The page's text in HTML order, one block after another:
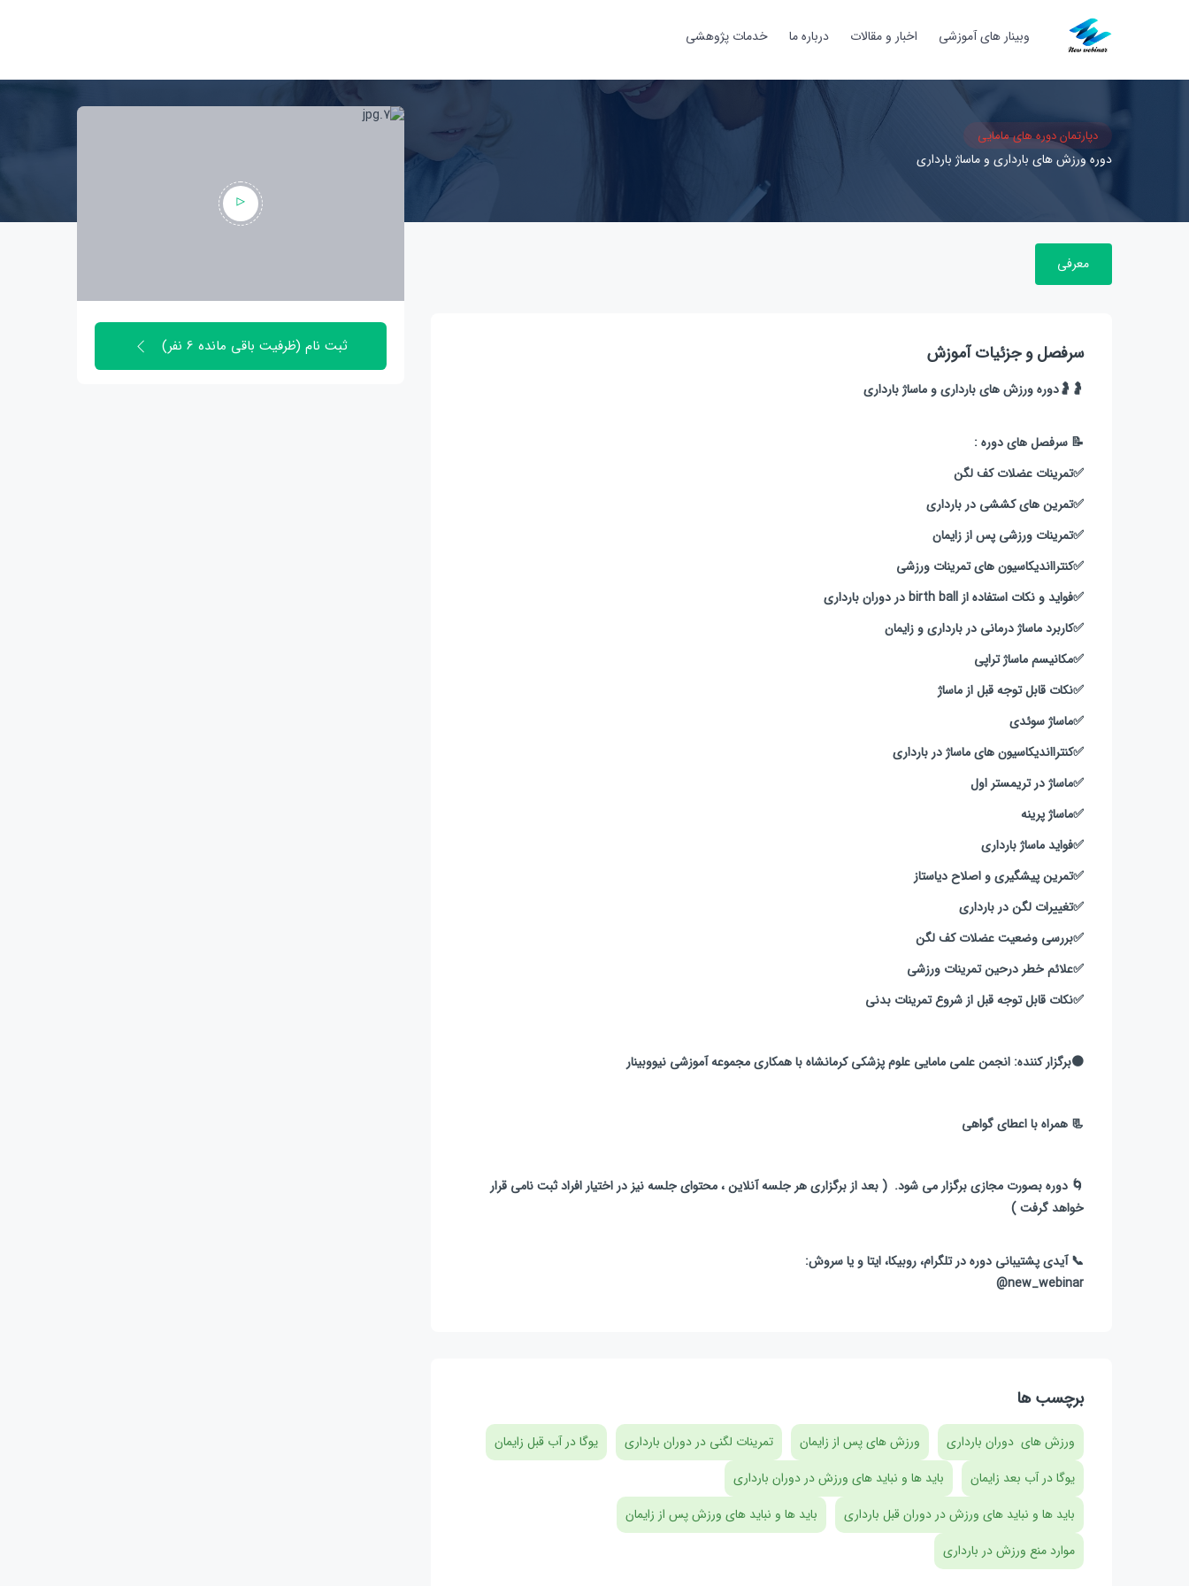
وبینار های آموزشی اخبار و مقالات درباره ما خدمات پژوهشی
دپارتمان دوره های مامایی
دوره ورزش های بارداری و ماساژ بارداری
معرفی
سرفصل و جزئیات آموزش
🤰🤰دوره ورزش های بارداری و ماساژ بارداری
📝 سرفصل های دوره :
✅️تمرینات عضلات کف لگن
✅️تمرین های کششی در بارداری
✅️تمرینات ورزشی پس از زایمان
✅️کنترااندیکاسیون های تمرینات ورزشی
✅️فواید و نکات استفاده از birth ball در دوران بارداری
✅️کاربرد ماساژ درمانی در بارداری و زایمان
✅️مکانیسم ماساژ تراپی
✅️نکات قابل توجه قبل از ماساژ
✅️ماساژ سوئدی
✅️کنترااندیکاسیون های ماساژ در بارداری
✅️ماساژ در تریمستر اول
✅️ماساژ پرینه
✅️فواید ماساژ بارداری
✅️تمرین پیشگیری و اصلاح دیاستاز
✅️تغییرات لگن در بارداری
✅️بررسی وضعیت عضلات کف لگن
✅️علائم خطر درحین تمرینات ورزشی
✅️نکات قابل توجه قبل از شروع تمرینات بدنی
🟠برگزار کننده: انجمن علمی مامایی علوم پزشکی کرمانشاه با همکاری مجموعه آموزشی نیووبینار
📃 همراه با اعطای گواهی
🌀 دوره بصورت مجازی برگزار می شود. ‌ ‌( بعد از برگزاری هر جلسه آنلاین ، محتوای جلسه نیز در اختیار افراد ثبت نامی قرار
خواهد گرفت )
📞 آیدی پشتیبانی دوره در تلگرام، روبیکا، ایتا و یا سروش:
new_webinar@
برچسب ها
ورزش های دوران بارداری ورزش های پس از زایمان تمرینات لگنی در دوران بارداری
یوگا در آب قبل زایمان
یوگا در آب بعد زایمان
باید ها و نباید های ورزش در دوران بارداری
باید ها و نباید های ورزش در دوران قبل بارداری
باید ها و نباید های ورزش پس از زایمان
موارد منع ورزش در بارداری
ثبت نام (ظرفیت باقی مانده 6 نفر)